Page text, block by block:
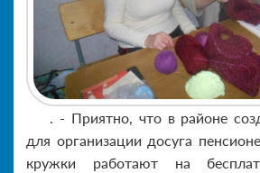
. - Приятно, что в районе
для организации досуга
кружки работают на